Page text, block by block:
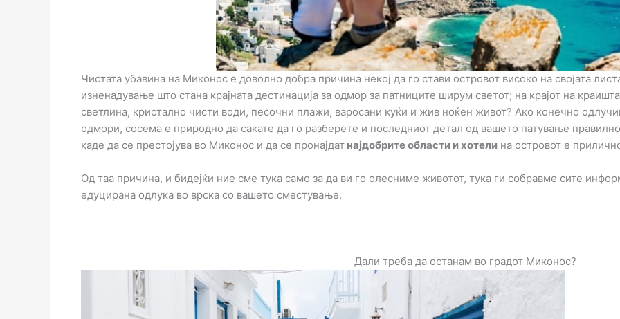
Чистата убавина на Миконос е доволно добра причина некој да го стави островот високо на својата
изненадување што стана крајната дестинација за одмор за патниците ширум светот; на крајот на
светлина, кристално чисти води, песочни плажи, варосани куќи и жив ноќен живот? Ако конечно
одмори, сосема е природно да сакате да го разберете и последниот детал од вашето патување
каде да се престојува во Миконос и да се пронајдат најдобрите области и хотели на островот е
Од таа причина, и бидејќи ние сме тука само за да ви го олесниме животот, тука ги собравме сите
едуцирана одлука во врска со вашето сместување.
Дали треба да останам во градот Миконос?